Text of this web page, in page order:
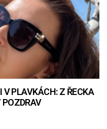
V PLAVKÁCH: Z ŘECKA